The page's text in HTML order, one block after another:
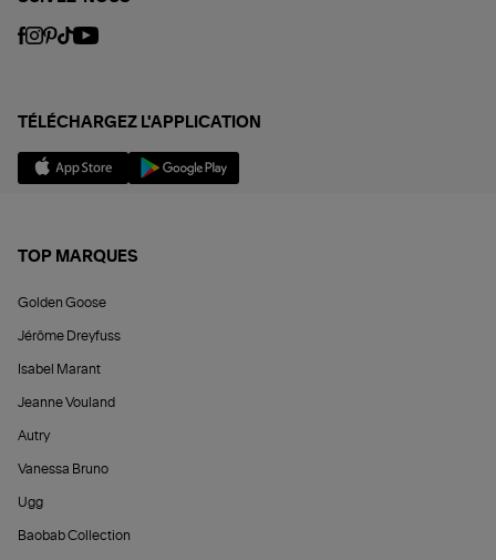
TÉLÉCHARGEZ L'APPLICATION
TOP MARQUES
Golden Goose
Jérôme Dreyfuss
Isabel Marant
Jeanne Vouland
Autry
Vanessa Bruno
Ugg
Baobab Collection